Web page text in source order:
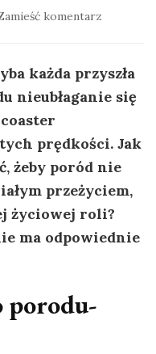
komentarz
każda przyszła
nieubłaganie się
prędkości. Jak
żeby poród nie
przeżyciem,
życiowej roli?
ma odpowiednie
porodu-